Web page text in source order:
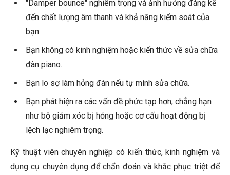
"Damper bounce" nghiêm trọng và ảnh hưởng đáng kể
đến chất lượng âm thanh và khả năng kiểm soát của
bạn.
Bạn không có kinh nghiệm hoặc kiến thức về sửa chữa
đàn piano.
Bạn lo sợ làm hỏng đàn nếu tự mình sửa chữa.
Bạn phát hiện ra các vấn đề phức tạp hơn, chẳng hạn
như bộ giảm xóc bị hỏng hoặc cơ cấu hoạt động bị
lệch lạc nghiêm trọng.
Kỹ thuật viên chuyên nghiệp có kiến thức, kinh nghiệm và
dụng cụ chuyên dụng để chẩn đoán và khắc phục triệt để